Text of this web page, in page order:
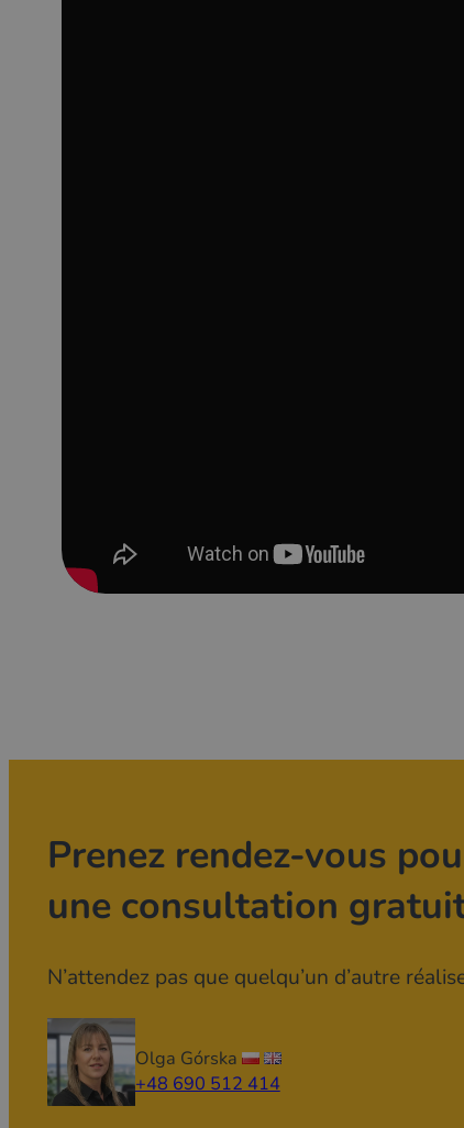
Prenez rendez-vous
une consultation
N’attendez pas que quelqu’un d’autre
Olga Górska
+48 690 512 414